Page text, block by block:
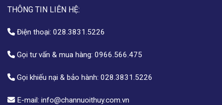
THÔNG TIN LIÊN HỆ:
Điện thoại: 028.3831.5226
Gọi tư vấn & mua hàng: 0966.566.475
Gọi khiếu nại & bảo hành: 028.3831.5226
E-mail: info@channuoithuy.com.vn